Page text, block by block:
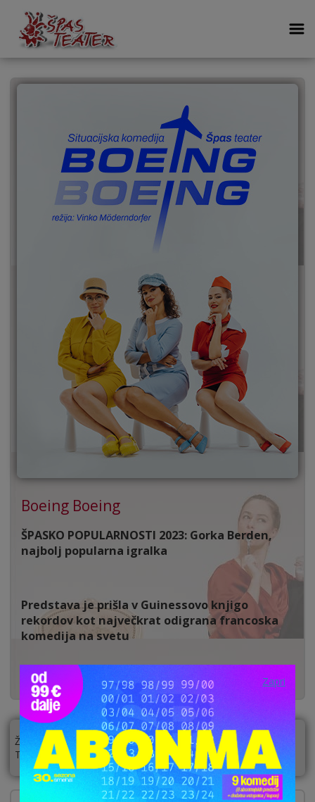
Boeing Boeing
ŠPASKO POPULARNOSTI 2023: Gorka Berden,
najbolj popularna igralka
Predstava je prišla v Guinessovo knjigo
rekordov kot največkrat odigrana francoska
komedija na svetu
ŽELITE POPUSTE ZA TO PREDSTAVO? BITI OBVEŠČENI O
TERMINIH?KLIKNITE IN SE PRIJAVITE!
Zapri